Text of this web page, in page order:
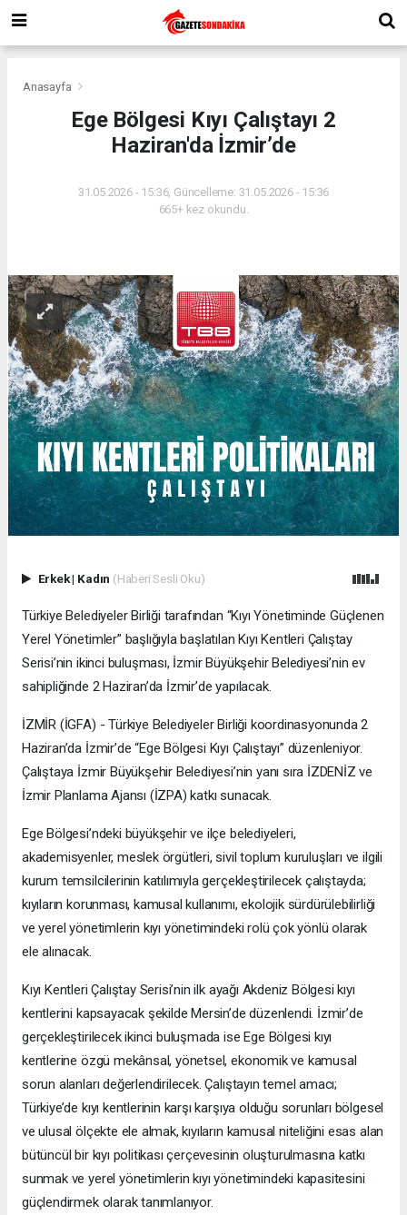
Anasayfa
Ege Bölgesi Kıyı Çalıştayı 2
Haziran'da İzmir’de
31.05.2026 - 15:36, Güncelleme: 31.05.2026 - 15:36
665+ kez okundu.
Erkek| Kadın (Haberi Sesli Oku)
Türkiye Belediyeler Birliği tarafından “Kıyı Yönetiminde Güçlenen
Yerel Yönetimler” başlığıyla başlatılan Kıyı Kentleri Çalıştay
Serisi’nin ikinci buluşması, İzmir Büyükşehir Belediyesi’nin ev
sahipliğinde 2 Haziran’da İzmir’de yapılacak.
İZMİR (İGFA) - Türkiye Belediyeler Birliği koordinasyonunda 2
Haziran’da İzmir’de “Ege Bölgesi Kıyı Çalıştayı” düzenleniyor.
Çalıştaya İzmir Büyükşehir Belediyesi’nin yanı sıra İZDENİZ ve
İzmir Planlama Ajansı (İZPA) katkı sunacak.
Ege Bölgesi’ndeki büyükşehir ve ilçe belediyeleri,
akademisyenler, meslek örgütleri, sivil toplum kuruluşları ve ilgili
kurum temsilcilerinin katılımıyla gerçekleştirilecek çalıştayda;
kıyıların korunması, kamusal kullanımı, ekolojik sürdürülebilirliği
ve yerel yönetimlerin kıyı yönetimindeki rolü çok yönlü olarak
ele alınacak.
Kıyı Kentleri Çalıştay Serisi’nin ilk ayağı Akdeniz Bölgesi kıyı
kentlerini kapsayacak şekilde Mersin’de düzenlendi. İzmir’de
gerçekleştirilecek ikinci buluşmada ise Ege Bölgesi kıyı
kentlerine özgü mekânsal, yönetsel, ekonomik ve kamusal
sorun alanları değerlendirilecek. Çalıştayın temel amacı;
Türkiye’de kıyı kentlerinin karşı karşıya olduğu sorunları bölgesel
ve ulusal ölçekte ele almak, kıyıların kamusal niteliğini esas alan
bütüncül bir kıyı politikası çerçevesinin oluşturulmasına katkı
sunmak ve yerel yönetimlerin kıyı yönetimindeki kapasitesini
güçlendirmek olarak tanımlanıyor.